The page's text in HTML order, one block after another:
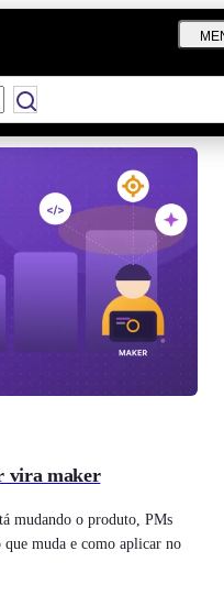
vira maker
mudando o produto, PMs
que muda e como aplicar no